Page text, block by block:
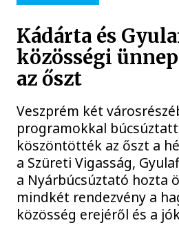
Kádárta és
közösségi
az őszt
Veszprém két
programokkal
köszöntötték az őszt a
a Szüreti Vigasság,
a Nyárbúcsúztató hozta
mindkét rendezvény a
közösség erejéről és a